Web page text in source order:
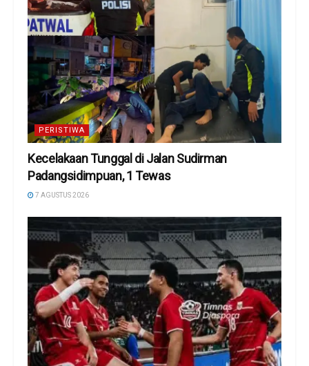
PERISTIWA
Kecelakaan Tunggal di Jalan Sudirman
Padangsidimpuan, 1 Tewas
7 AGUSTUS 2026